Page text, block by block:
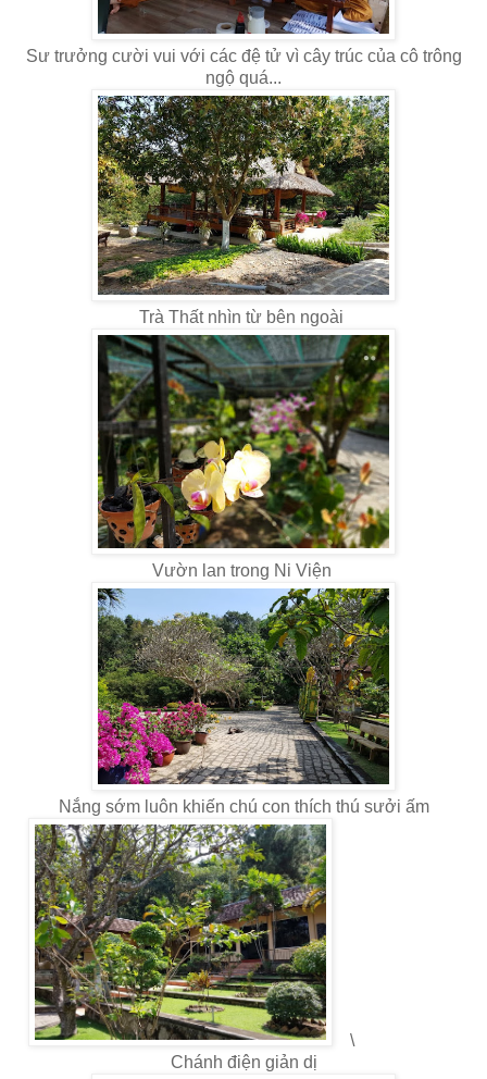
Sư trưởng cười vui với các đệ tử vì cây trúc của cô trông
ngộ quá...
Trà Thất nhìn từ bên ngoài
Vườn lan trong Ni Viện
Nắng sớm luôn khiến chú con thích thú sưởi ấm
\
Chánh điện giản dị